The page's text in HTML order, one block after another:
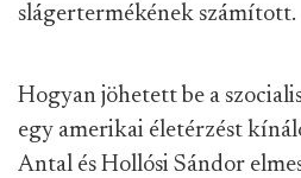
slágertermékének számított.
Hogyan jöhetett be a
egy amerikai életérzést
Antal és Hollósi Sándor